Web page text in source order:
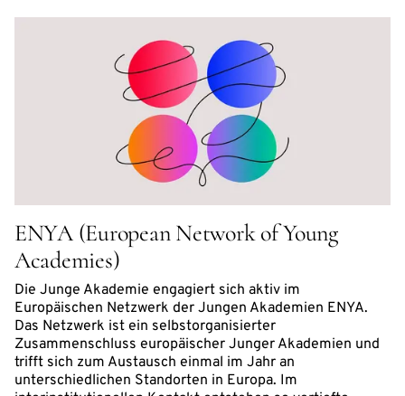
ENYA (European Network of Young
Academies)
Die Junge Akademie engagiert sich aktiv im
Europäischen Netzwerk der Jungen Akademien ENYA.
Das Netzwerk ist ein selbstorganisierter
Zusammenschluss europäischer Junger Akademien und
trifft sich zum Austausch einmal im Jahr an
unterschiedlichen Standorten in Europa. Im